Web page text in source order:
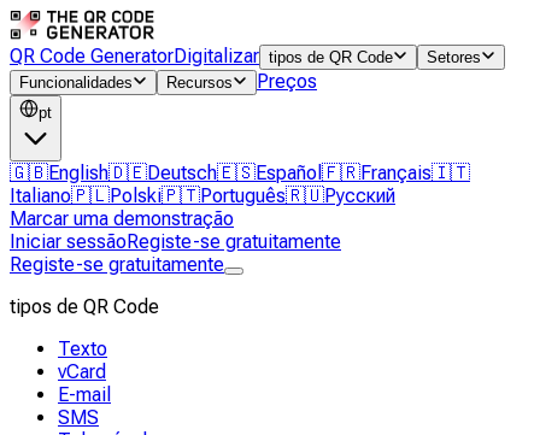
QR Code GeneratorDigitalizar tipos de QR Code
Setores
Funcionalidades
Recursos Preços
pt
🇬🇧English🇩🇪Deutsch🇪🇸Español 🇫🇷Français🇮🇹
Italiano🇵🇱Polski🇵🇹Português🇷🇺Русский
Marcar uma demonstração
Iniciar sessãoRegiste-se gratuitamente
Registe-se gratuitamente
tipos de QR Code
Texto
vCard
E-mail
SMS